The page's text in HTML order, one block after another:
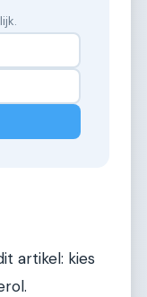
artikel: kies